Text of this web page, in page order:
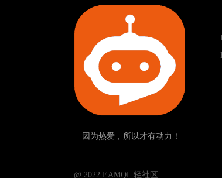
因为热爱，所以才有动力！
­­­­­ @ 2022 EAMQL 轻社区